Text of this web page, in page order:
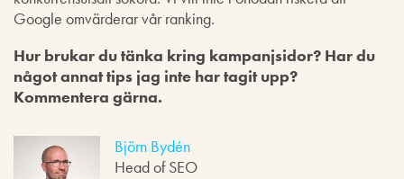
Google omvärderar vår ranking.
Hur brukar du tänka kring kampanjsidor? Har du
något annat tips jag inte har tagit upp?
Kommentera gärna.
Björn Bydén
Head of SEO